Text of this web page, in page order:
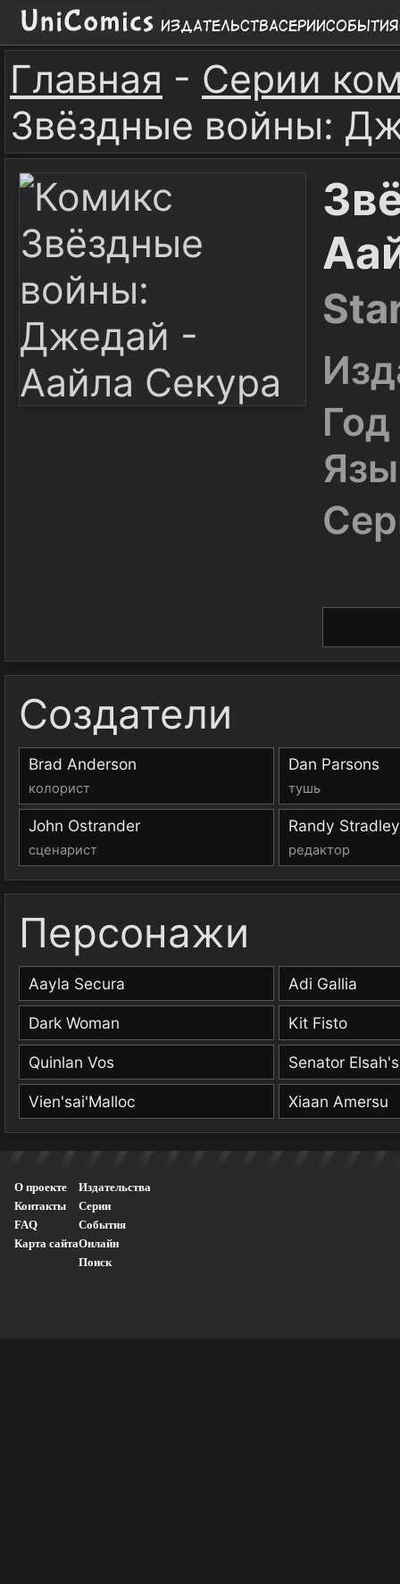
ИздательстваСерииСобытия
Главная - Серии
Звёздные войны:
Год
Создатели
Brad Anderson
колорист
Dan Parsons
тушь
John Ostrander
сценарист
Randy Stradley
редактор
Персонажи
Aayla Secura Adi Gallia
Dark Woman Kit Fisto
Quinlan Vos Senator
Vien'sai'Malloc Xiaan Amersu
О проекте
Контакты
FAQ
Карта сайта
Издательства
Серии
События
Онлайн
Поиск